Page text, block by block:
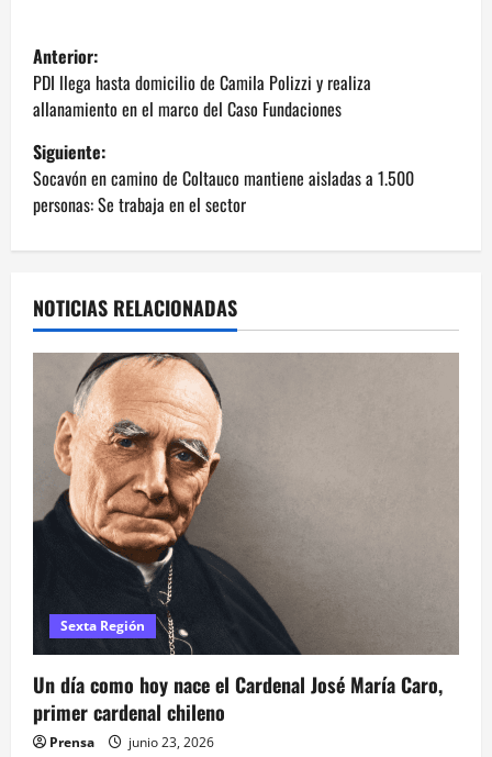
N
a
v
e
c
d
n
t
r
Anterior:
PDI llega hasta domicilio de Camila Polizzi y realiza
allanamiento en el marco del Caso Fundaciones
Siguiente:
Socavón en camino de Coltauco mantiene aisladas a 1.500
personas: Se trabaja en el sector
NOTICIAS RELACIONADAS
Sexta Región
Un día como hoy nace el Cardenal José María Caro,
primer cardenal chileno
Prensa junio 23, 2026